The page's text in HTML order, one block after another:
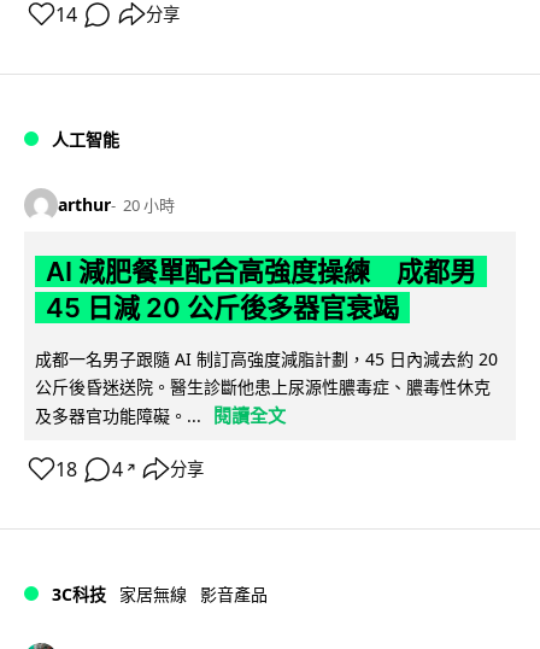
14 分享
人工智能
arthur 20 小時
AI 減肥餐單配合高強度操練 成都男
45 日減 20 公斤後多器官衰竭
成都一名男子跟隨 AI 制訂高強度減脂計劃，45 日內減去約 20
公斤後昏迷送院。醫生診斷他患上尿源性膿毒症、膿毒性休克
及多器官功能障礙。...
閱讀全文
18 4 ↗ 分享
3C科技 家居無線 影音產品